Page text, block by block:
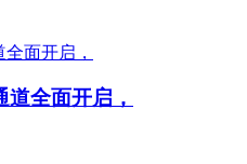
全面开启，